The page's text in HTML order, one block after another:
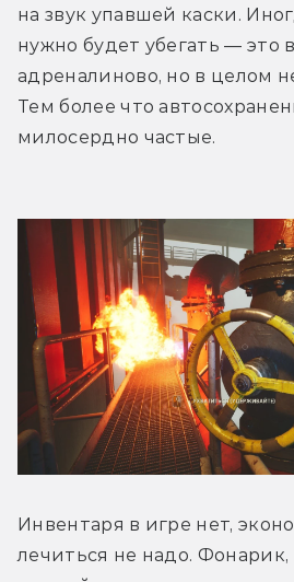
на звук упавшей каски.
нужно будет убегать — это
адреналиново, но в целом
Тем более что
милосердно частые.
Инвентаря в игре нет,
лечиться не надо. Фонарик,